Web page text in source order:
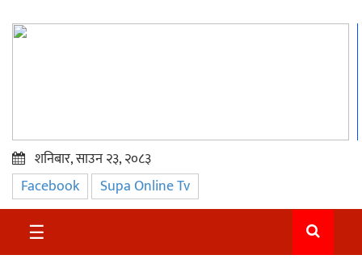
प्रमुख
समाचार
सुदुर
शनिबार, साउन २३, २०८३
Facebook Supa Online Tv
☰